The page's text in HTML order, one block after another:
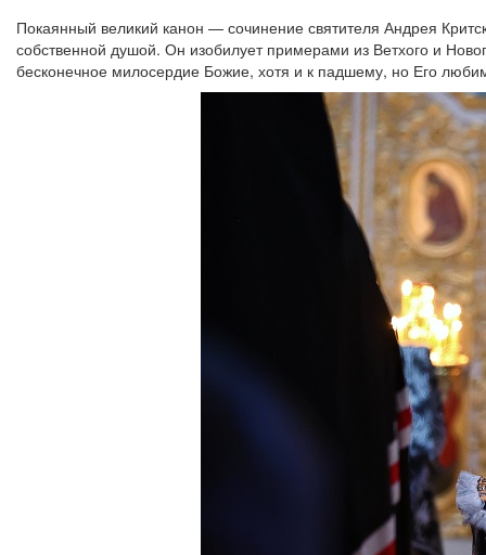
Покаянный великий канон — сочинение святителя Андрея
собственной душой. Он изобилует примерами из Ветхого и
бесконечное милосердие Божие, хотя и к падшему, но Его